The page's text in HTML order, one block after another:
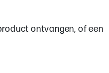
ontvangen, of een